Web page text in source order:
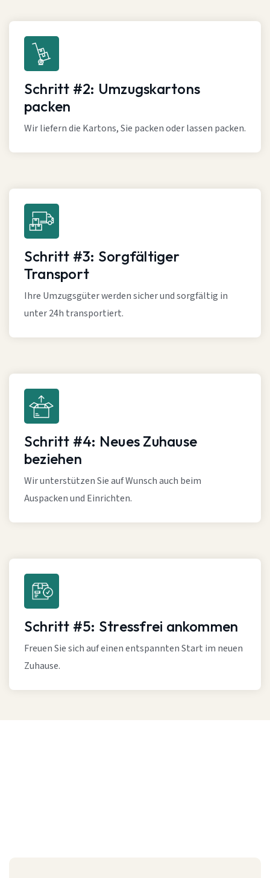
Schritt #2: Umzugskartons
packen
Wir liefern die Kartons, Sie packen oder lassen packen.
Schritt #3: Sorgfältiger
Transport
Ihre Umzugsgüter werden sicher und sorgfältig in
unter 24h transportiert.
Schritt #4: Neues Zuhause
beziehen
Wir unterstützen Sie auf Wunsch auch beim
Auspacken und Einrichten.
Schritt #5: Stressfrei ankommen
Freuen Sie sich auf einen entspannten Start im neuen
Zuhause.